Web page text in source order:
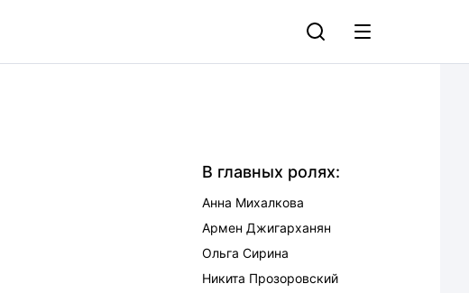
В главных ролях:
Анна Михалкова
Армен Джигарханян
Ольга Сирина
Никита Прозоровский